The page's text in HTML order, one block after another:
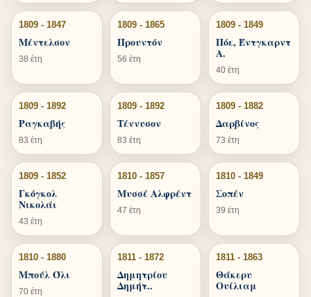
1809 - 1847
Μέντελσον
38 έτη
1809 - 1865
Προυντόν
56 έτη
1809 - 1849
Πόε, Έντγκαρντ
Α.
40 έτη
1809 - 1892
Ραγκαβής
83 έτη
1809 - 1892
Τέννυσον
83 έτη
1809 - 1882
Δαρβίνος
73 έτη
1809 - 1852
Γκόγκολ
Νικολάι
43 έτη
1810 - 1857
Μυσσέ Αλφρέντ
47 έτη
1810 - 1849
Σοπέν
39 έτη
1810 - 1880
Μπούλ Όλι
70 έτη
1811 - 1872
Δημητρίου
Δημήτ..
1811 - 1863
Θάκερυ
Ουίλιαμ